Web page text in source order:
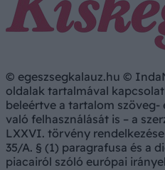
© egeszsegkalauz.hu ©
oldalak tartalmával
beleértve a tartalom szöveg-
való felhasználását is – a
LXXVI. törvény
35/A. § (1) paragrafusa és a
piacairól szóló európai